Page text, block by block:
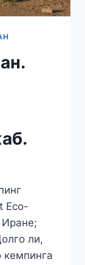
Eco-
Иране;
ли,
кемпинга